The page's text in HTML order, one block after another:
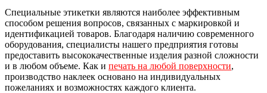
Специальные этикетки являются наиболее эффективным
способом решения вопросов, связанных с маркировкой и
идентификацией товаров. Благодаря наличию современного
оборудования, специалисты нашего предприятия готовы
предоставить высококачественные изделия разной сложности
и в любом объеме. Как и печать на любой поверхности,
производство наклеек основано на индивидуальных
пожеланиях и возможностях каждого клиента.